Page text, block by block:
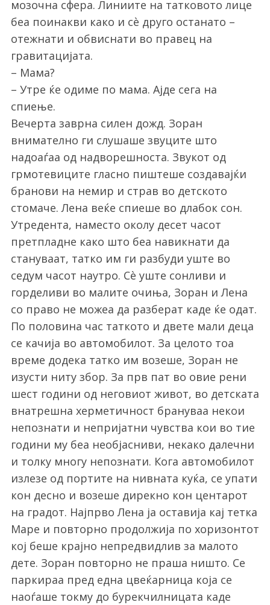
мозочна сфера. Линиите на татковото лице
беа поинакви како и сè друго останато –
отежнати и обвиснати во правец на
гравитацијата.
– Мама?
– Утре ќе одиме по мама. Ајде сега на
спиење.
Вечерта заврна силен дожд. Зоран
внимателно ги слушаше звуците што
надоаѓаа од надворешноста. Звукот од
грмотевиците гласно пиштеше создавајќи
бранови на немир и страв во детското
стомаче. Лена веќе спиеше во длабок сон.
Утредента, наместо околу десет часот
претпладне како што беа навикнати да
стануваат, татко им ги разбуди уште во
седум часот наутро. Сè уште сонливи и
горделиви во малите очиња, Зоран и Лена
со право не можеа да разберат каде ќе одат.
По половина час таткото и двете мали деца
се качија во автомобилот. За целото тоа
време додека татко им возеше, Зоран не
изусти ниту збор. За прв пат во овие рени
шест години од неговиот живот, во детската
внатрешна херметичност брануваа некои
непознати и непријатни чувства кои во тие
години му беа необјасниви, некако далечни
и толку многу непознати. Кога автомобилот
излезе од портите на нивната куќа, се упати
кон десно и возеше дирекно кон центарот
на градот. Најпрво Лена ја оставија кај тетка
Маре и повторно продолжија по хоризонтот
кој беше крајно непредвидлив за малото
дете. Зоран повторно не праша ништо. Се
паркираа пред една цвеќарница која се
наоѓаше токму до бурекчилницата каде